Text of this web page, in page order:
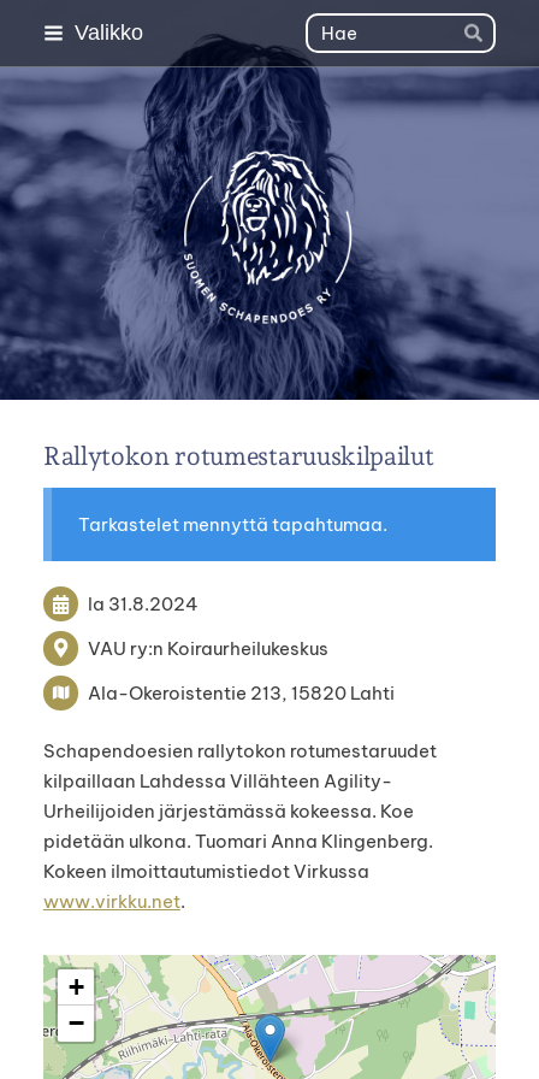
Siirry
sisältöön
Valikko Haku
Hae
Suomen Schapendoes
Rallytokon rotumestaruuskilpailut
Tarkastelet mennyttä tapahtumaa.
la 31.8.2024
VAU ry:n Koiraurheilukeskus
Ala-Okeroistentie 213, 15820 Lahti
Schapendoesien rallytokon rotumestaruudet
kilpaillaan Lahdessa Villähteen Agility-
Urheilijoiden järjestämässä kokeessa. Koe
pidetään ulkona. Tuomari Anna Klingenberg.
Kokeen ilmoittautumistiedot Virkussa
www.virkku.net.
+
−